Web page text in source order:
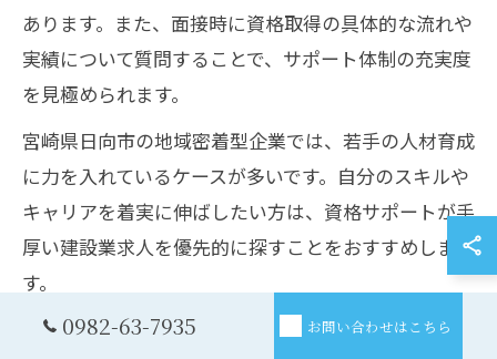
あります。また、面接時に資格取得の具体的な流れや
実績について質問することで、サポート体制の充実度
を見極められます。
宮崎県日向市の地域密着型企業では、若手の人材育成
に力を入れているケースが多いです。自分のスキルや
キャリアを着実に伸ばしたい方は、資格サポートが手
厚い建設業求人を優先的に探すことをおすすめしま
す。
0982-63-7935 お問い合わせはこちら